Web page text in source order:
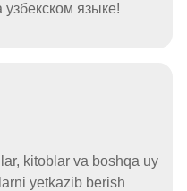
языке!
kitoblar va boshqa uy
yetkazib berish